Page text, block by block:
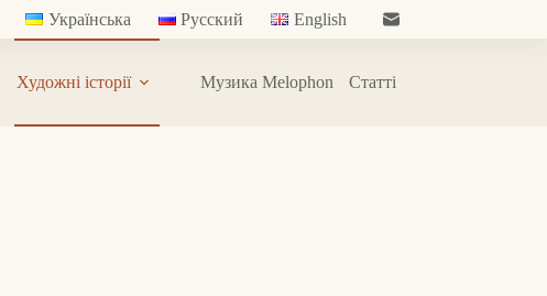
Українська Русский English
Художні історії Музика Melophon Статті